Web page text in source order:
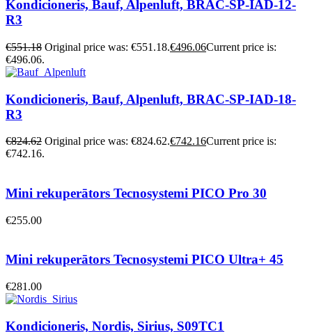
Kondicioneris, Bauf, Alpenluft, BRAC-SP-IAD-12-
R3
€551.18 Original price was: €551.18.€496.06Current price is:
€496.06.
Kondicioneris, Bauf, Alpenluft, BRAC-SP-IAD-18-
R3
€824.62 Original price was: €824.62.€742.16Current price is:
€742.16.
Mini rekuperātors Tecnosystemi PICO Pro 30
€255.00
Mini rekuperātors Tecnosystemi PICO Ultra+ 45
€281.00
Kondicioneris, Nordis, Sirius, S09TC1